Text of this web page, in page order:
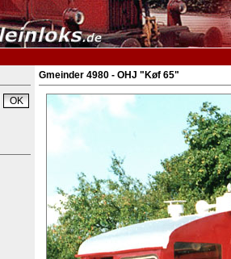
Gmeinder 4980 - OHJ "Køf 65"